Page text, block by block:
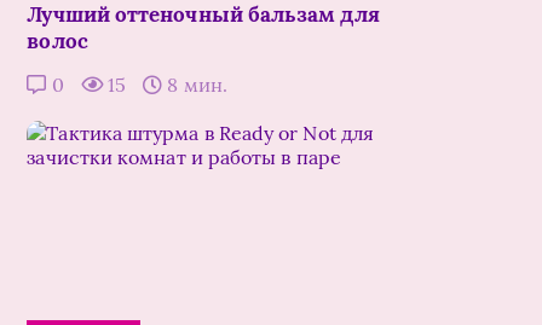
Лучший оттеночный бальзам для
волос
0 15 8 мин.